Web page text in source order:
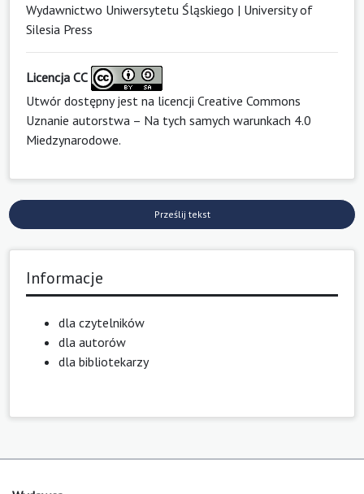
Wydawnictwo Uniwersytetu Śląskiego | University of
Silesia Press
Licencja CC
Utwór dostępny jest na licencji Creative Commons
Uznanie autorstwa – Na tych samych warunkach 4.0
Miedzynarodowe.
Prześlij tekst
Informacje
dla czytelników
dla autorów
dla bibliotekarzy